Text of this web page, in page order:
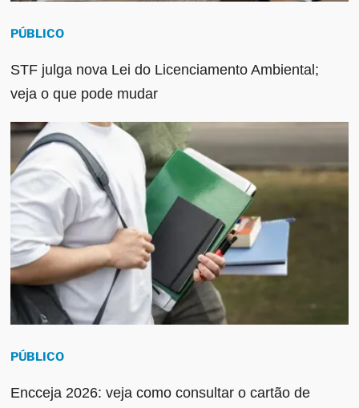
PÚBLICO
STF julga nova Lei do Licenciamento Ambiental;
veja o que pode mudar
PÚBLICO
Encceja 2026: veja como consultar o cartão de